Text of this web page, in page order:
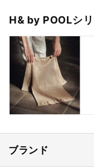
H& by POOLシ
ブランド